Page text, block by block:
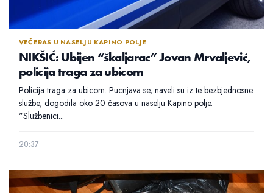
VEČERAS U NASELJU KAPINO POLJE
NIKŠIĆ: Ubijen “škaljarac” Jovan Mrvaljević,
policija traga za ubicom
Policija traga za ubicom. Pucnjava se, naveli su iz te bezbjednosne
službe, dogodila oko 20 časova u naselju Kapino polje.
"Službenici...
20:37